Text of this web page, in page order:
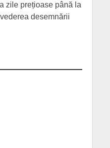
zile prețioase până la
desemnării